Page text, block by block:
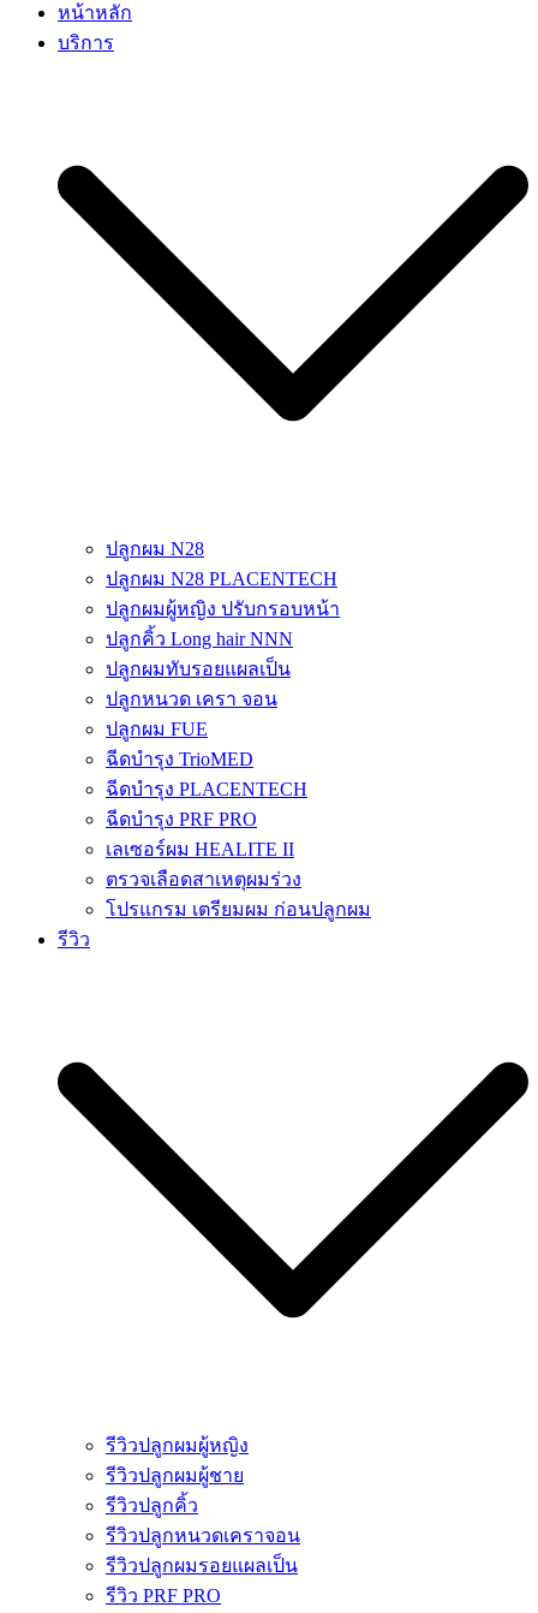
หน้าหลัก
บริการ
ปลูกผม N28
ปลูกผม N28 PLACENTECH
ปลูกผมผู้หญิง ปรับกรอบหน้า
ปลูกคิ้ว Long hair NNN
ปลูกผมทับรอยแผลเป็น
ปลูกหนวด เครา จอน
ปลูกผม FUE
ฉีดบำรุง TrioMED
ฉีดบำรุง PLACENTECH
ฉีดบำรุง PRF PRO
เลเซอร์ผม HEALITE II
ตรวจเลือดสาเหตุผมร่วง
โปรแกรม เตรียมผม ก่อนปลูกผม
รีวิว
รีวิวปลูกผมผู้หญิง
รีวิวปลูกผมผู้ชาย
รีวิวปลูกคิ้ว
รีวิวปลูกหนวดเคราจอน
รีวิวปลูกผมรอยแผลเป็น
รีวิว PRF PRO